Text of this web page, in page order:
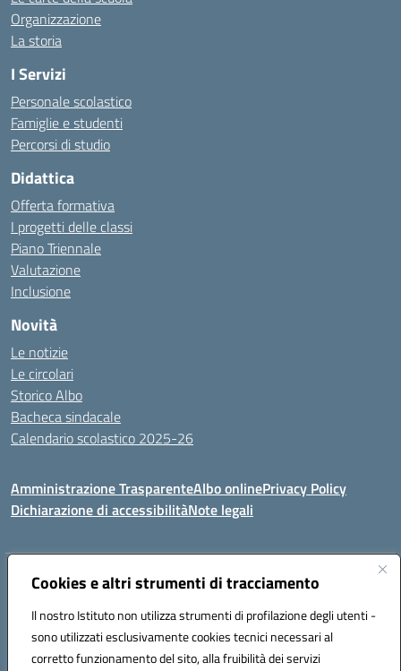
Cookies e altri strumenti di tracciamento
Il nostro Istituto non utilizza strumenti di profilazione degli utenti -
sono utilizzati esclusivamente cookies tecnici necessari al
corretto funzionamento del sito, alla fruibilità dei servizi
Organizzazione
La storia
I Servizi
Personale scolastico
Famiglie e studenti
Percorsi di studio
Didattica
Offerta formativa
I progetti delle classi
Piano Triennale
Valutazione
Inclusione
Novità
Le notizie
Le circolari
Storico Albo
Bacheca sindacale
Calendario scolastico 2025-26
Amministrazione TrasparenteAlbo onlinePrivacy Policy
Dichiarazione di accessibilitàNote legali
Indirizzo:VIA A. DE GASPERI, 41 RUDIANO 25030 RUDIANO
Posta elettronica certificata (PEC):bsic86100r@pec.istruzione.it
Codice fiscale: 82002390175